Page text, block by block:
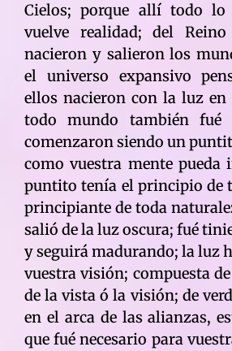
Cielos; porque allí todo lo
vuelve realidad; del
nacieron y salieron los
el universo expansivo
ellos nacieron con la luz en
todo mundo también fué
comenzaron siendo un
como vuestra mente pueda
puntito tenía el principio de
principiante de toda
salió de la luz oscura; fué
y seguirá madurando; la luz
vuestra visión; compuesta
de la vista ó la visión; de
en el arca de las alianzas,
que fué necesario para